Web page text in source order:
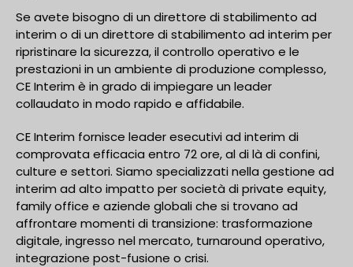
Se avete bisogno di un direttore di stabilimento ad
interim o di un direttore di stabilimento ad interim per
ripristinare la sicurezza, il controllo operativo e le
prestazioni in un ambiente di produzione complesso,
CE Interim è in grado di impiegare un leader
collaudato in modo rapido e affidabile.
CE Interim fornisce leader esecutivi ad interim di
comprovata efficacia entro 72 ore, al di là di confini,
culture e settori. Siamo specializzati nella gestione ad
interim ad alto impatto per società di private equity,
family office e aziende globali che si trovano ad
affrontare momenti di transizione: trasformazione
digitale, ingresso nel mercato, turnaround operativo,
integrazione post-fusione o crisi.